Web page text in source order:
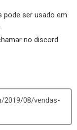
pode ser usado em
no discord
2019/08/vendas-